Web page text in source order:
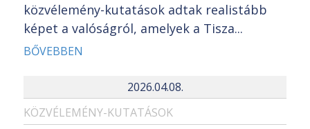
közvélemény-kutatások adtak realistább
képet a valóságról, amelyek a Tisza...
BŐVEBBEN
2026.04.08.
KÖZVÉLEMÉNY-KUTATÁSOK